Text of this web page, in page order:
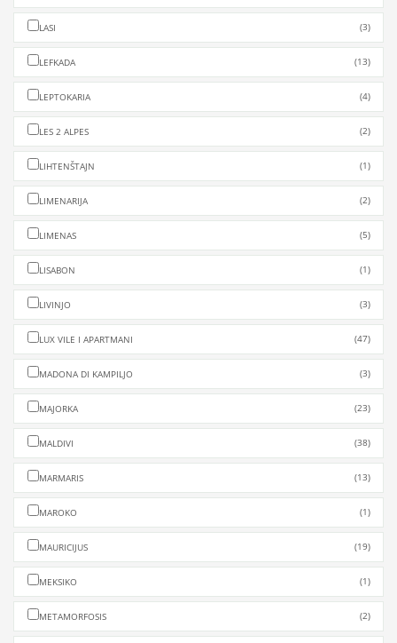
LASI (3)
LEFKADA (13)
LEPTOKARIA (4)
LES 2 ALPES (2)
LIHTENŠTAJN (1)
LIMENARIJA (2)
LIMENAS (5)
LISABON (1)
LIVINJO (3)
LUX VILE I APARTMANI (47)
MADONA DI KAMPILJO (3)
MAJORKA (23)
MALDIVI (38)
MARMARIS (13)
MAROKO (1)
MAURICIJUS (19)
MEKSIKO (1)
METAMORFOSIS (2)